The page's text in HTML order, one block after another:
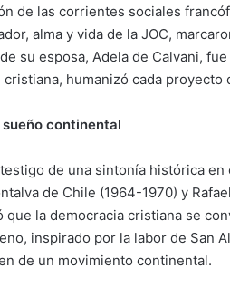
de las corrientes sociales
alma y vida de la JOC,
su esposa, Adela de Calvani,
humanizó cada proyecto
continental
de una sintonía histórica
de Chile (1964-1970) y
la democracia cristiana se
inspirado por la labor de San
de un movimiento continental.